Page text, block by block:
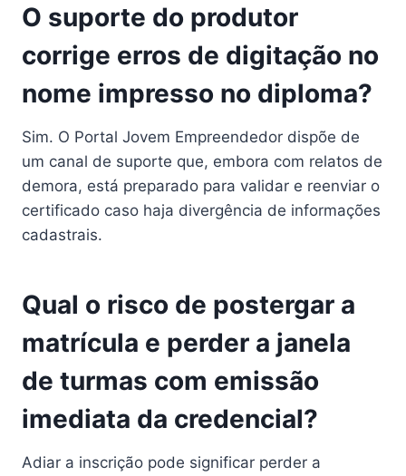
O suporte do produtor
corrige erros de digitação no
nome impresso no diploma?
Sim. O Portal Jovem Empreendedor dispõe de
um canal de suporte que, embora com relatos de
demora, está preparado para validar e reenviar o
certificado caso haja divergência de informações
cadastrais.
Qual o risco de postergar a
matrícula e perder a janela
de turmas com emissão
imediata da credencial?
Adiar a inscrição pode significar perder a